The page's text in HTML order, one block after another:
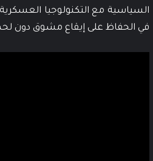
السياسية مع التكنولوجيا
في الحفاظ على إيقاع مشوق دون